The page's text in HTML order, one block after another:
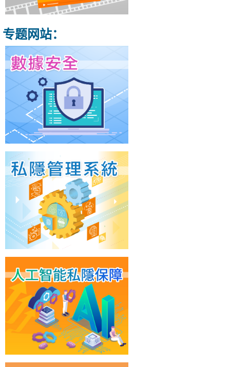
专题网站：